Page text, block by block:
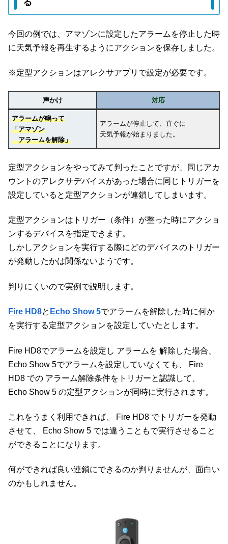
今回の例では、アマゾンに設定したアラームを停止した時
に天気予報を再生するようにアクションを保存しました。
※定型アクションはアレクサアプリで設定が必要です。
声かけ 対応
アラームが鳴って
「アマゾン
アラームを解除」
アラームが停止して、直ぐに
天気予報が始まりました。
定型アクションをやってみて判ったことですが、同じアカ
ウントのアレクサデバイスがあった場合に同じトリガーを
設定していると定型アクションが連鎖してしまいます。
定型アクションはトリガー（条件）が整った時にアクショ
ンするデバイスを指定できます。
しかしアクションを実行する際にどのデバイスのトリガー
が発動したかは関係ないようです。
判りにくいので実例で説明します。
Fire HD8と Echo Show 5でアラームを解除した時に何か
を実行する定型アクションを設定していたとします。
Fire HD8でアラームを設定し アラームを 解除した場合、
Echo Show 5でアラームを設定していなくても、 Fire
HD8 での アラーム解除条件をトリガーと認識して、
Echo Show 5 の定型アクションが同時に実行されます。
これをうまく利用できれば、 Fire HD8 でトリガーを発動
させて、 Echo Show 5 では違うこともで実行させること
ができることになります。
何ができれば良い連鎖にできるのか判りませんが、面白い
のかもしれません。